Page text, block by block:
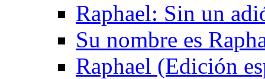
Raphael: Sin un
Su nombre es
Raphael (Edición